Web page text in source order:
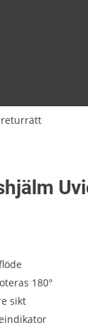
returrätt
180°
sikt